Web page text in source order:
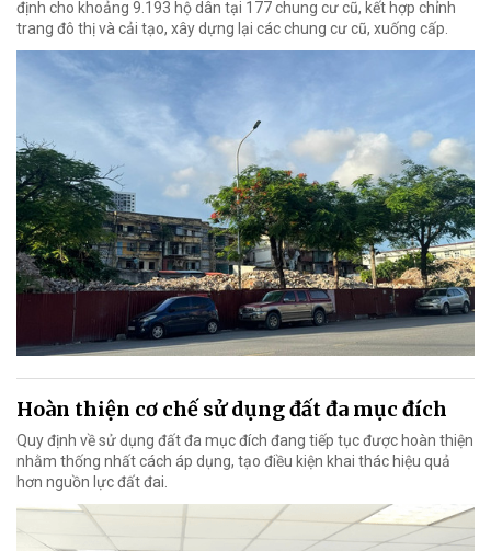
định cho khoảng 9.193 hộ dân tại 177 chung cư cũ, kết hợp chỉnh
trang đô thị và cải tạo, xây dựng lại các chung cư cũ, xuống cấp.
Hoàn thiện cơ chế sử dụng đất đa mục đích
Quy định về sử dụng đất đa mục đích đang tiếp tục được hoàn thiện
nhằm thống nhất cách áp dụng, tạo điều kiện khai thác hiệu quả
hơn nguồn lực đất đai.